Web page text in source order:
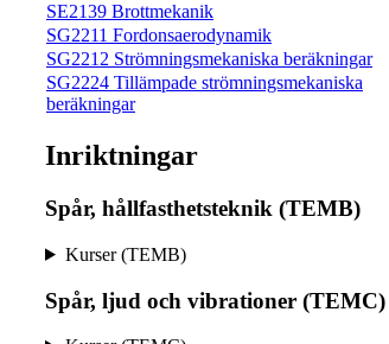
SE2139 Brottmekanik
SG2211 Fordonsaerodynamik
SG2212 Strömningsmekaniska beräkningar
SG2224 Tillämpade strömningsmekaniska
beräkningar
Inriktningar
Spår, hållfasthetsteknik (TEMB)
Kurser (TEMB)
Spår, ljud och vibrationer (TEMC)